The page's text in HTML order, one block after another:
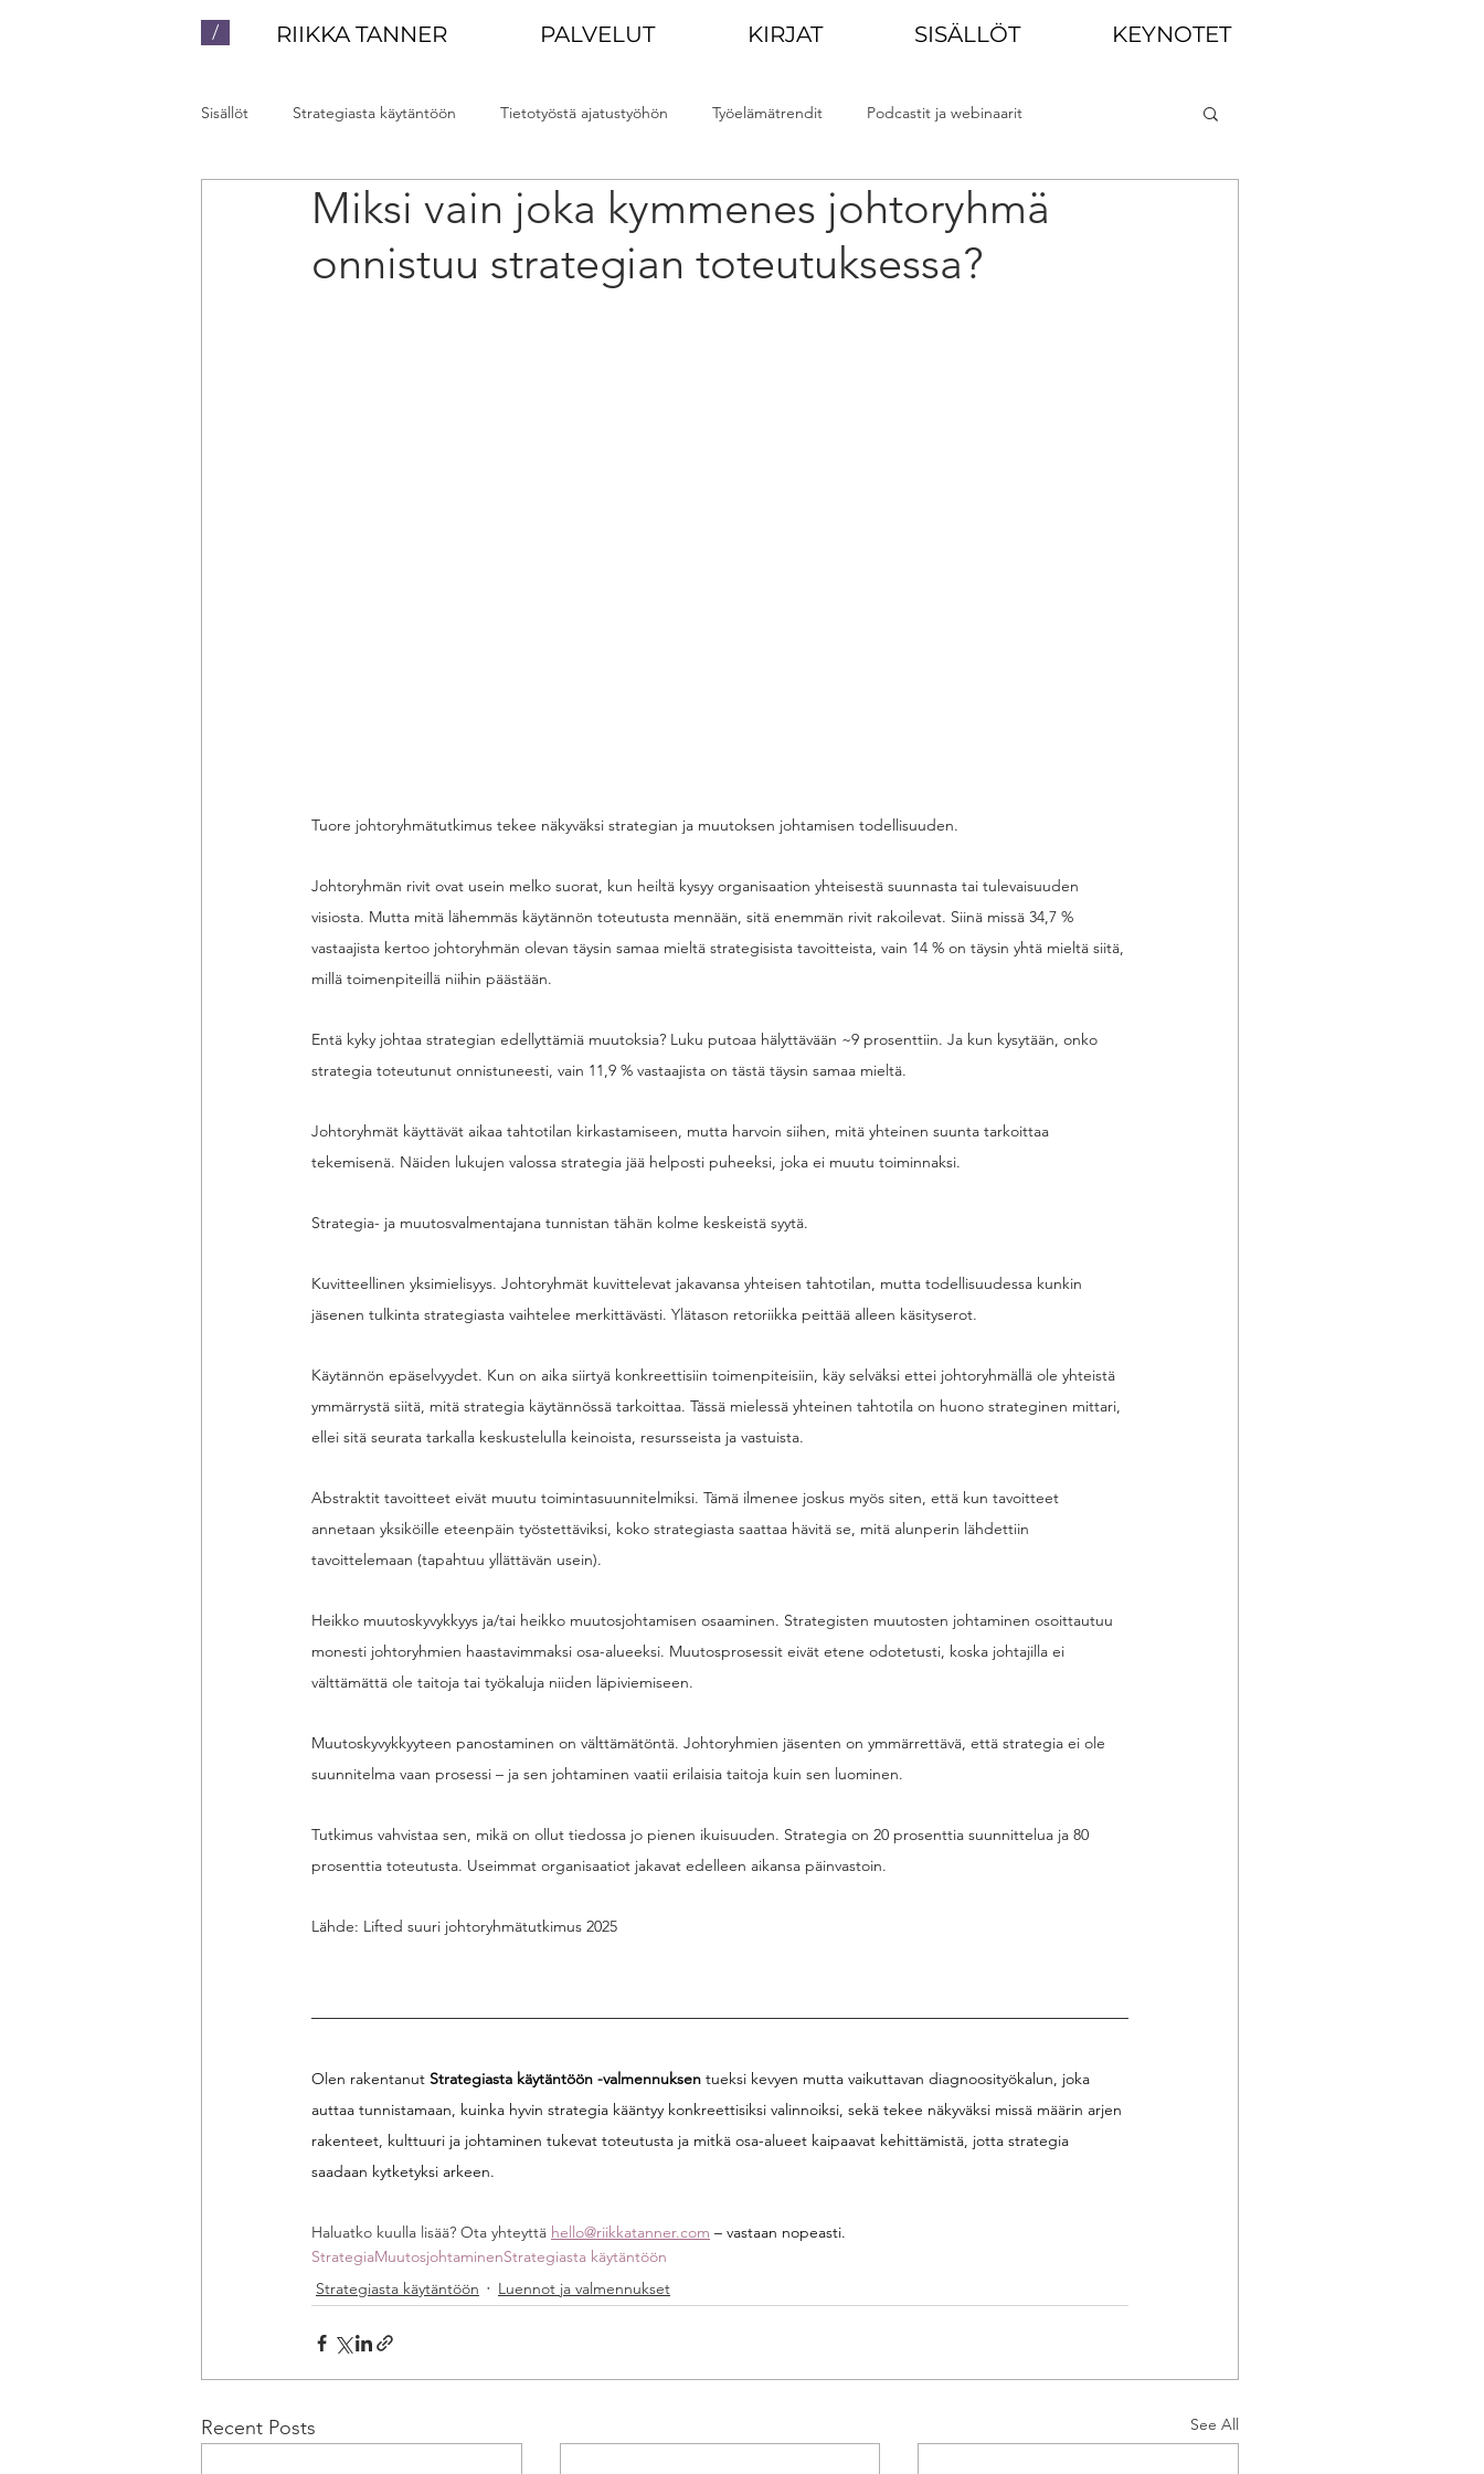
/ RIIKKA TANNER PALVELUT KIRJAT SISÄLLÖT KEYNOTET
Sisällöt Strategiasta käytäntöön Tietotyöstä ajatustyöhön Työelämätrendit Podcastit ja webinaarit
Luennot ja valmennukset Yhteiskunta Muutoskyvykkyys
Miksi vain joka kymmenes johtoryhmä
onnistuu strategian toteutuksessa?
Tuore johtoryhmätutkimus tekee näkyväksi strategian ja muutoksen johtamisen todellisuuden.
Johtoryhmän rivit ovat usein melko suorat, kun heiltä kysyy organisaation yhteisestä suunnasta tai tulevaisuuden
visiosta. Mutta mitä lähemmäs käytännön toteutusta mennään, sitä enemmän rivit rakoilevat. Siinä missä 34,7 %
vastaajista kertoo johtoryhmän olevan täysin samaa mieltä strategisista tavoitteista, vain 14 % on täysin yhtä mieltä siitä,
millä toimenpiteillä niihin päästään.
Entä kyky johtaa strategian edellyttämiä muutoksia? Luku putoaa hälyttävään ~9 prosenttiin. Ja kun kysytään, onko
strategia toteutunut onnistuneesti, vain 11,9 % vastaajista on tästä täysin samaa mieltä.
Johtoryhmät käyttävät aikaa tahtotilan kirkastamiseen, mutta harvoin siihen, mitä yhteinen suunta tarkoittaa
tekemisenä. Näiden lukujen valossa strategia jää helposti puheeksi, joka ei muutu toiminnaksi.
Strategia- ja muutosvalmentajana tunnistan tähän kolme keskeistä syytä.
Kuvitteellinen yksimielisyys. Johtoryhmät kuvittelevat jakavansa yhteisen tahtotilan, mutta todellisuudessa kunkin
jäsenen tulkinta strategiasta vaihtelee merkittävästi. Ylätason retoriikka peittää alleen käsityserot.
Käytännön epäselvyydet. Kun on aika siirtyä konkreettisiin toimenpiteisiin, käy selväksi ettei johtoryhmällä ole yhteistä
ymmärrystä siitä, mitä strategia käytännössä tarkoittaa. Tässä mielessä yhteinen tahtotila on huono strateginen mittari,
ellei sitä seurata tarkalla keskustelulla keinoista, resursseista ja vastuista.
Abstraktit tavoitteet eivät muutu toimintasuunnitelmiksi. Tämä ilmenee joskus myös siten, että kun tavoitteet
annetaan yksiköille eteenpäin työstettäviksi, koko strategiasta saattaa hävitä se, mitä alunperin lähdettiin
tavoittelemaan (tapahtuu yllättävän usein).
Heikko muutoskyvykkyys ja/tai heikko muutosjohtamisen osaaminen. Strategisten muutosten johtaminen osoittautuu
monesti johtoryhmien haastavimmaksi osa-alueeksi. Muutosprosessit eivät etene odotetusti, koska johtajilla ei
välttämättä ole taitoja tai työkaluja niiden läpiviemiseen.
Muutoskyvykkyyteen panostaminen on välttämätöntä. Johtoryhmien jäsenten on ymmärrettävä, että strategia ei ole
suunnitelma vaan prosessi – ja sen johtaminen vaatii erilaisia taitoja kuin sen luominen.
Tutkimus vahvistaa sen, mikä on ollut tiedossa jo pienen ikuisuuden. Strategia on 20 prosenttia suunnittelua ja 80
prosenttia toteutusta. Useimmat organisaatiot jakavat edelleen aikansa päinvastoin.
Lähde: Lifted suuri johtoryhmätutkimus 2025
Olen rakentanut Strategiasta käytäntöön -valmennuksen tueksi kevyen mutta vaikuttavan diagnoosityökalun, joka
auttaa tunnistamaan, kuinka hyvin strategia kääntyy konkreettisiksi valinnoiksi, sekä tekee näkyväksi missä määrin arjen
rakenteet, kulttuuri ja johtaminen tukevat toteutusta ja mitkä osa-alueet kaipaavat kehittämistä, jotta strategia
saadaan kytketyksi arkeen.
Haluatko kuulla lisää? Ota yhteyttä hello@riikkatanner.com – vastaan nopeasti.
StrategiaMuutosjohtaminenStrategiasta käytäntöön
Strategiasta käytäntöön
Luennot ja valmennukset
Recent Posts See All